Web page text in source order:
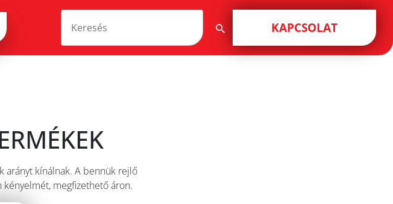
KAPCSOLAT
arányt kínálnak. A bennük rejlő
kényelmét, megfizethető áron.